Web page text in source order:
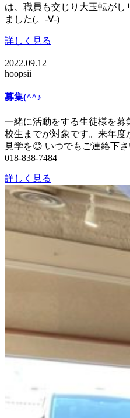
は、職員も交じり大玉転が
ました(。-∀-)
詳しく見る
2022.09.12
hoopsii
募集(^^♪
一緒に活動をする生徒様を募
校生までが対象です。来年度
見学を😊 いつでもご連絡下
018-838-7484
詳しく見る